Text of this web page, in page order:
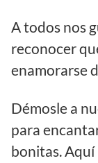
A todos nos
reconocer
enamorarse
Démosle a
para
bonitas. Aquí